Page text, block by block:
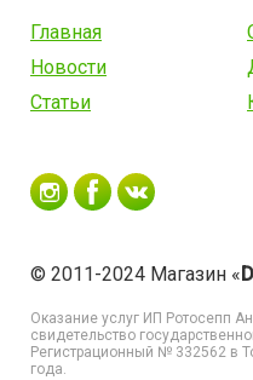
Главная
Новости
Статьи
© 2011-2024 Магазин «
Оказание услуг ИП Ротосепп
свидетельство
Регистрационный № 332562 в
года.